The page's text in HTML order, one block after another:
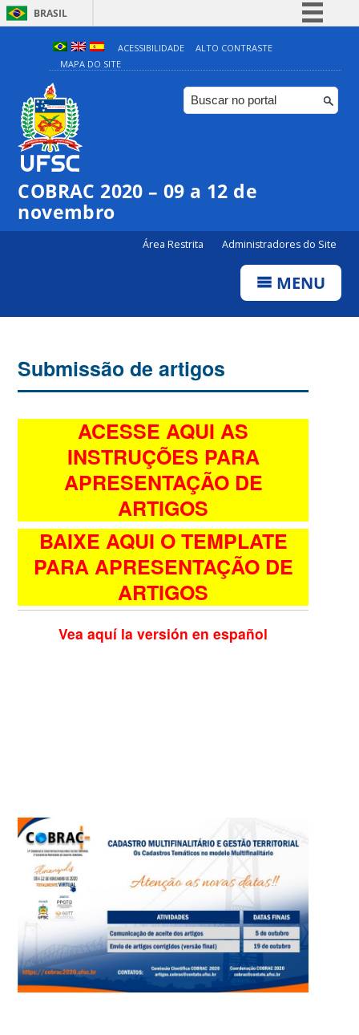
BRASIL
Simplifique!
Comunica BR
Participe
ACESSIBILIDADE
ALTO CONTRASTE
MAPA DO SITE
COBRAC 2020 – 09 a 12 de
novembro
Área Restrita Administradores do Site
MENU
Submissão de artigos
ACESSE AQUI AS
INSTRUÇÕES PARA
APRESENTAÇÃO DE
ARTIGOS
BAIXE AQUI O TEMPLATE
PARA APRESENTAÇÃO DE
ARTIGOS
Vea aquí la versión en español